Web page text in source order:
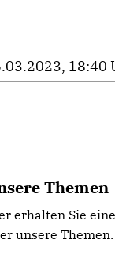
18:40
Themen
erhalten Sie
unsere Themen.